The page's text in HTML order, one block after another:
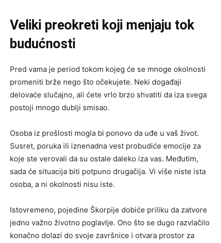
Veliki preokreti koji menjaju tok
budućnosti
Pred vama je period tokom kojeg će se mnoge okolnosti
promeniti brže nego što očekujete. Neki događaji
delovaće slučajno, ali ćete vrlo brzo shvatiti da iza svega
postoji mnogo dublji smisao.
Osoba iz prošlosti mogla bi ponovo da uđe u vaš život.
Susret, poruka ili iznenadna vest probudiće emocije za
koje ste verovali da su ostale daleko iza vas. Međutim,
sada će situacija biti potpuno drugačija. Vi više niste ista
osoba, a ni okolnosti nisu iste.
Istovremeno, pojedine Škorpije dobiće priliku da zatvore
jedno važno životno poglavlje. Ono što se dugo razvlačilo
konačno dolazi do svoje završnice i otvara prostor za